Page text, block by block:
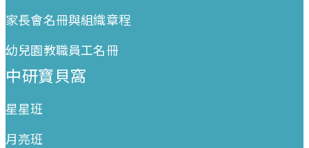
家長會名冊與組織章程
幼兒園教職員工名冊
中研寶貝窩
星星班
月亮班